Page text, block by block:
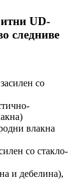
UD-
следниве
со
влакна
со стакло-
и дебелина),